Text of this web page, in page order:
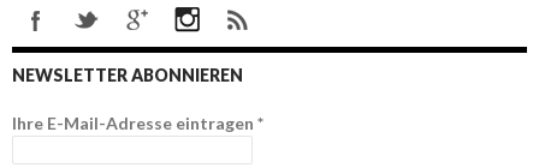
NEWSLETTER ABONNIEREN
Ihre E-Mail-Adresse eintragen *